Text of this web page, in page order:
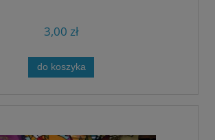
3,00 zł
do koszyka